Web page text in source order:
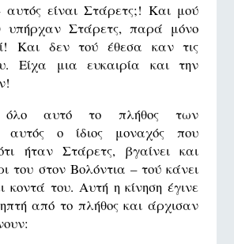
είναι Στάρετς;! Και μού
υπήρχαν Στάρετς, παρά μόνο
Και δεν τού έθεσα καν τις
Είχα μια ευκαιρία και την
αυτό το πλήθος των
αυτός ο ίδιος μοναχός που
ήταν Στάρετς, βγαίνει και
του στον Βολόντια – τού κάνει
του. Αυτή η κίνηση έγινε
από το πλήθος και άρχισαν